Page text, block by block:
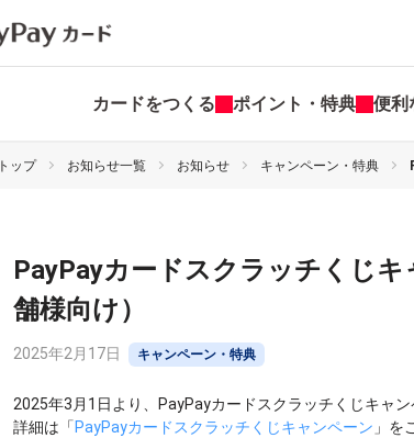
カードをつくる ポイント・特典 便利
トップ お知らせ一覧 お知らせ キャンペーン・特典
PayPayカードスクラッチくじ
舗様向け）
2025年2月17日 キャンペーン・特典
2025年3月1日より、PayPayカードスクラッチくじキャン
詳細は「 PayPayカードスクラッチくじキャンペーン 」を